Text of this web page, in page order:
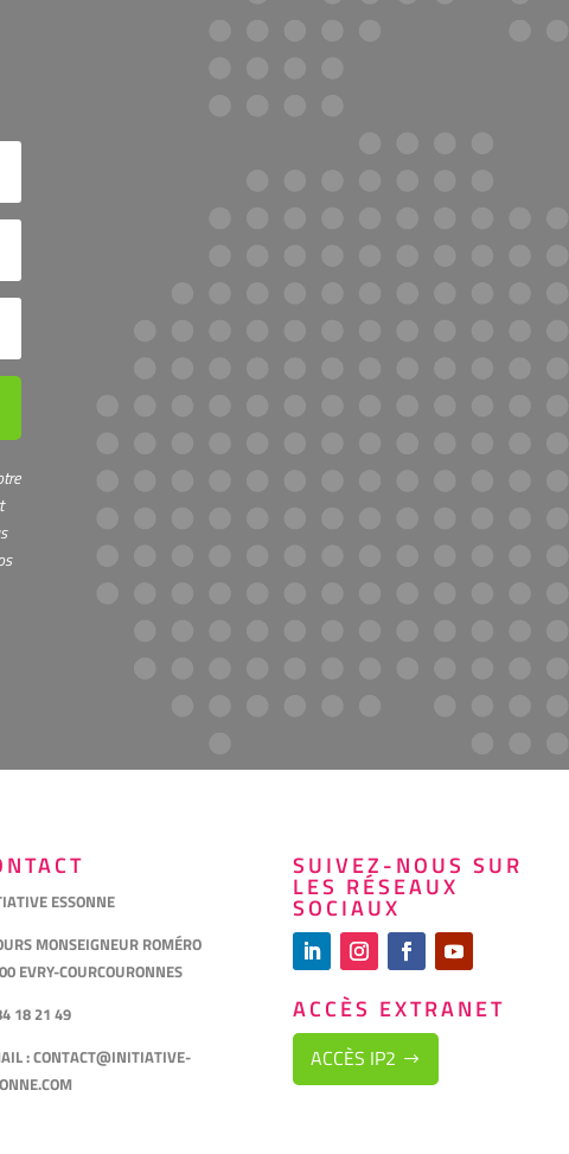
ESSONNE
MONSEIGNEUR ROMÉRO
EVRY-COURCOURONNES
18 21 49
:CONTACT@INITIATIVE-
SUIVEZ-NOUS SUR
LES RÉSEAUX
SOCIAUX
ACCÈS EXTRANET
ACCÈS IP2